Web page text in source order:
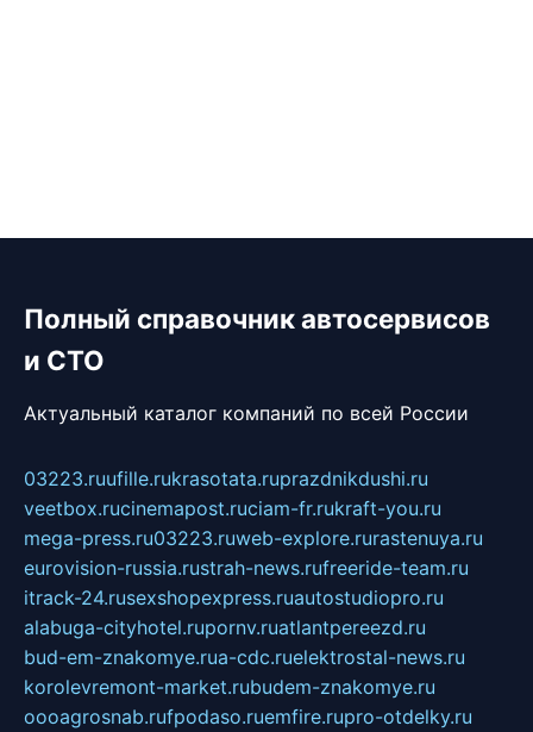
Полный справочник автосервисов
и СТО
Актуальный каталог компаний по всей России
03223.ruufille.rukrasotata.ruprazdnikdushi.ru
veetbox.rucinemapost.ruciam-fr.rukraft-you.ru
mega-press.ru03223.ruweb-explore.rurastenuya.ru
eurovision-russia.rustrah-news.rufreeride-team.ru
itrack-24.rusexshopexpress.ruautostudiopro.ru
alabuga-cityhotel.rupornv.ruatlantpereezd.ru
bud-em-znakomye.rua-cdc.ruelektrostal-news.ru
korolevremont-market.rubudem-znakomye.ru
oooagrosnab.rufpodaso.ruemfire.rupro-otdelky.ru